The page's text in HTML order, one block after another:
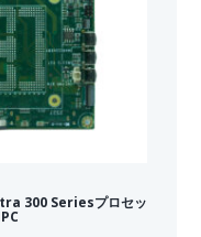
300 Seriesプロセッ